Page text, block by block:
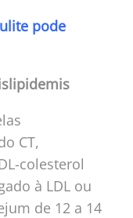
pode
CT,
colesterol
à LDL ou
de 12 a 14